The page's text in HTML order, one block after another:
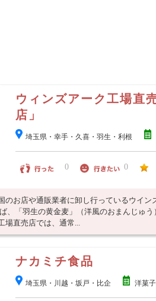
ウィンズアーク工場直
店」
埼玉県・幸手・久喜・羽生・利根
0 0
のお店や通販業者に卸し行っているウイン
、「羽生の黄金麦」（洋風のおまんじゅ
場直売店では、通常...
ナカミチ食品
埼玉県・川越・坂戸・比企 洋菓